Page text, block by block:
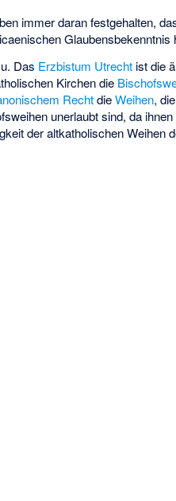
immer daran festgehalten,
Glaubensbekenntnis
Das Erzbistum Utrecht ist die
Kirchen die
RechtdieWeihen,
unerlaubt sind, da ihnen
der altkatholischen Weihen